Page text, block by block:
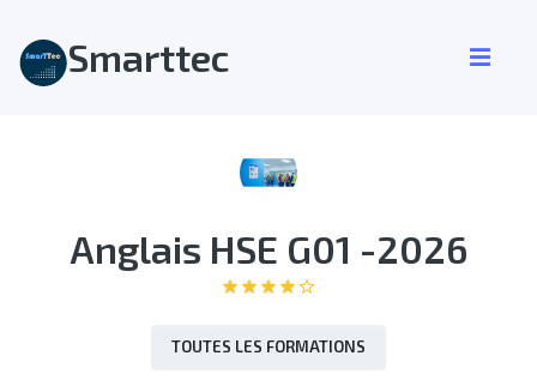
Smarttec
Anglais HSE G01 -2026
starstarstarstarstar_border
TOUTES LES FORMATIONS